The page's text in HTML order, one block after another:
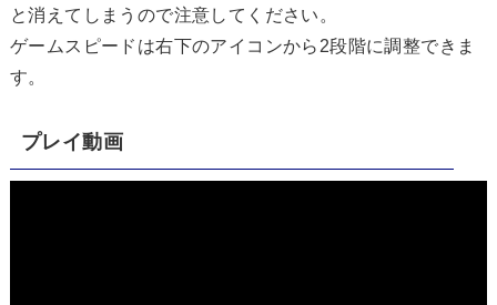
と消えてしまうので注意してください。
ゲームスピードは右下のアイコンから2段階に調整できま
す。
プレイ動画